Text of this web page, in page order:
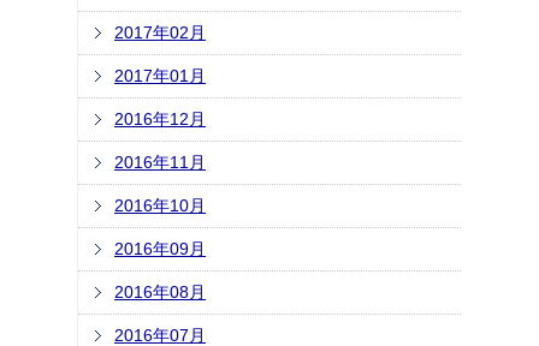
2017年02月
2017年01月
2016年12月
2016年11月
2016年10月
2016年09月
2016年08月
2016年07月